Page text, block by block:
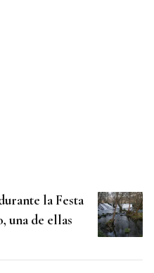
la Festa
una de ellas